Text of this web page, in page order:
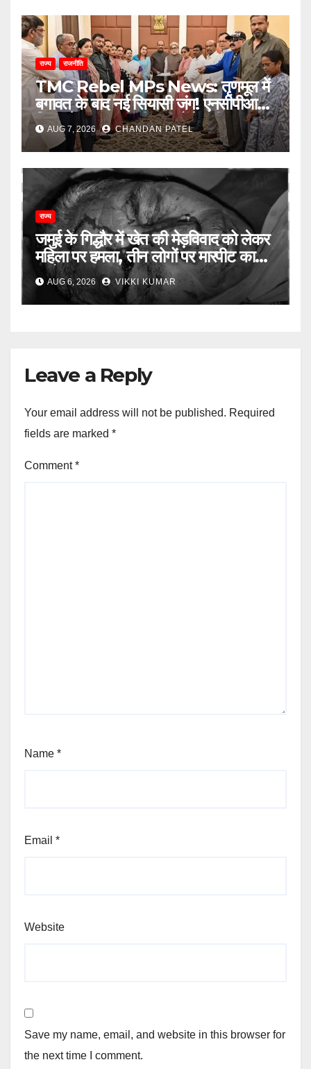
राज्य राजनीति
TMC Rebel MPs News: तृणमूल में
बगावत के बाद नई सियासी जंग! एनसीपीआई में
विलय के बावजूद बागी सांसदों में बढ़ी
खींचतान, भाजपा को लेकर भी दो राय
AUG 7, 2026 CHANDAN PATEL
राज्य
जमुई के गिद्धौर में खेत की मेड़विवाद को लेकर
महिला पर हमला, तीन लोगों पर मारपीट का
आरोप
AUG 6, 2026 VIKKI KUMAR
Leave a Reply
Your email address will not be published. Required
fields are marked *
Comment*
Name *
Email *
Website
Save my name, email, and website in this browser for
the next time I comment.